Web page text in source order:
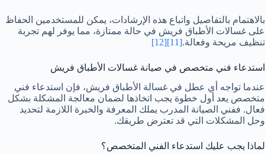
بالاهتمام بالتفاصيل واتباع هذه الإرشادات، يمكن للمستخدمين الحفاظ
على غسالات الأطباق فريش في حالة ممتازة، مما يوفر لهم تجربة
تنظيف مريحة وفعالة.[11]
[12]
استدعاء فني متخصص في صيانة غسالات الأطباق فريش
عندما تواجه أي عطل في غسالة الأطباق فريش، فإن استدعاء فني
متخصص يعد أول خطوة يجب اتخاذها لضمان معالجة المشكلة بشكل
فعال. ففني الصيانة المدرب يملك المعرفة والخبرة اللازمة لتحديد
وحل المشكلات التي قد تعترض طريقك.
لماذا يجب عليك استدعاء الفني المتخصص؟